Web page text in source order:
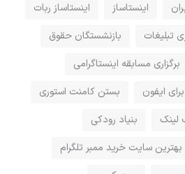
اینستاساز
اینستاساز ربات
تبلیغات
بازنشستگان حقوق
برگزاری مسابقه اینستاگرامی
ایفون
بستن کامنت استوری
لینک
بنیاد رودکی
بهترین سایت خرید ممبر تلگرام